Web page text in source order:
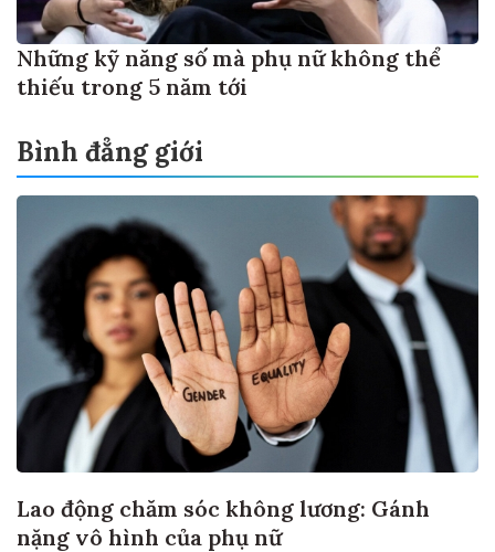
Những kỹ năng số mà phụ nữ không thể
thiếu trong 5 năm tới
Bình đẳng giới
Lao động chăm sóc không lương: Gánh
nặng vô hình của phụ nữ